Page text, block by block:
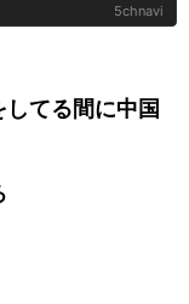
5chnavi
てる間に中国